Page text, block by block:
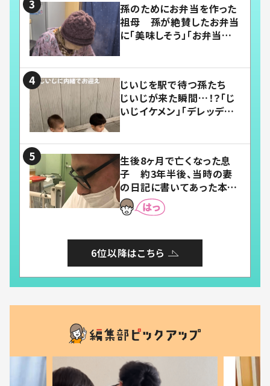
孫のためにお弁当を作った
祖母 孫が絶賛したお弁当
に「美味しそう」「お弁当すご
じいじを駅で待つ孫たち
じいじが来た瞬間…！？「じ
いじイケメン」「デレッデレ」
生後8ヶ月で亡くなった息
子 約3年半後、当時の妻
の日記に書いてあった本音
とは
6位以降はこちら